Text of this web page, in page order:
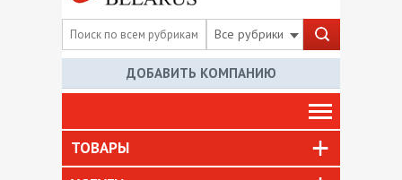
Все рубрики
ДОБАВИТЬ КОМПАНИЮ
ТОВАРЫ